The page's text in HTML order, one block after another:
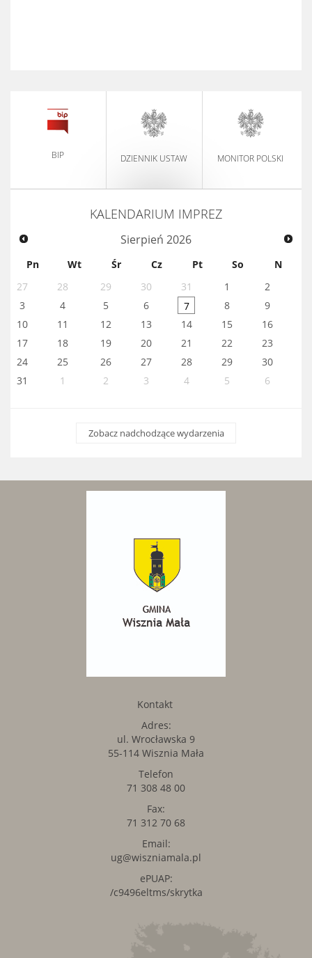
BIP DZIENNIK USTAW MONITOR POLSKI
KALENDARIUM IMPREZ
Sierpień 2026
Pn Wt Śr Cz Pt So
N
27
28 29 30 31 1
2
3
4 5 6 7 8
9
10
11 12 13 14 15
16
17
18 19 20 21 22
23
24
25 26 27 28 29
30
31
1 2 3 4 5 6
Zobacz nadchodzące wydarzenia
Kontakt
Adres:
ul. Wrocławska 9
55-114 Wisznia Mała
Telefon
71 308 48 00
Fax:
71 312 70 68
Email:
ug@wiszniamala.pl
ePUAP:
/c9496eltms/skrytka